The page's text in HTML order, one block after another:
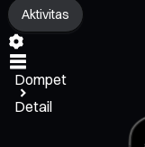
Aktivitas
Dompet
Detail